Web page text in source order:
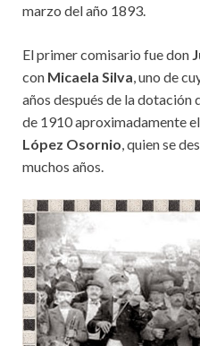
marzo del año 1893.
El primer comisario fue don
con Micaela Silva, uno de
años después de la
de 1910 aproximadamente
López Osornio, quien se
muchos años.